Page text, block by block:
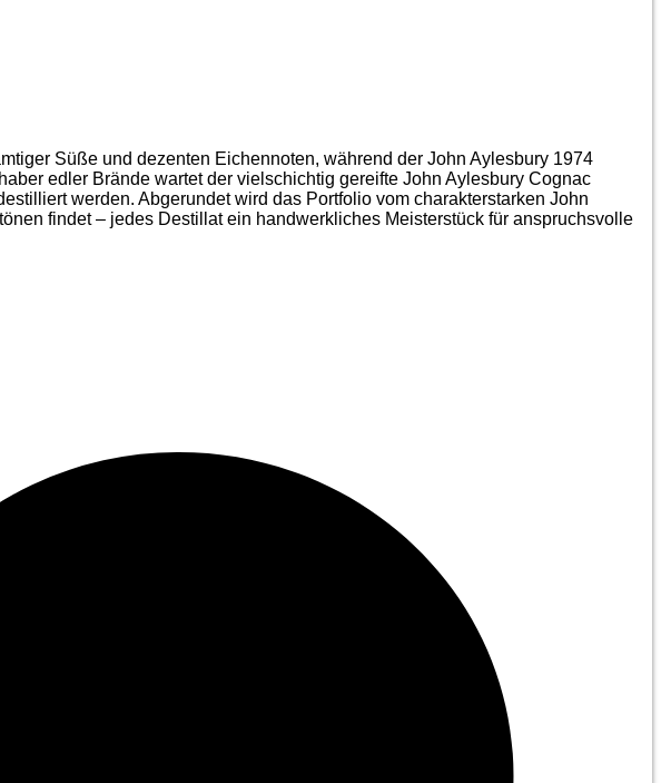
Süße und dezenten Eichen­noten, während der John Aylesbury 1974
edler Brände wartet der vielschichtig gereifte John Aylesbury Cognac
werden. Abgerundet wird das Portfolio vom charakterstarken John
findet – jedes Destillat ein handwerkliches Meister­stück für anspruchsvolle